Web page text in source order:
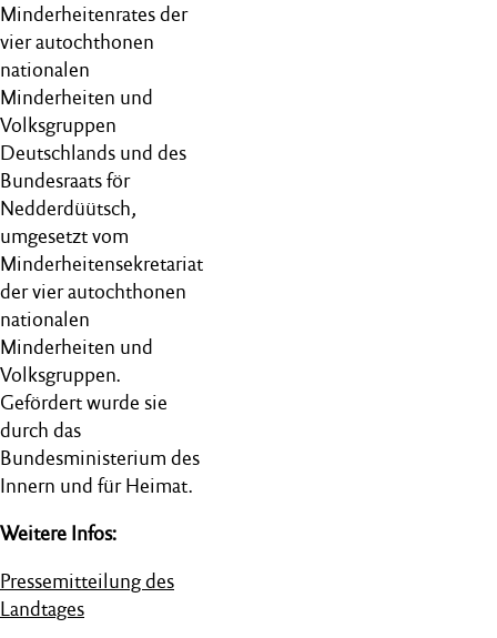
Minderheitenrates der
vier autochthonen
nationalen
Minderheiten und
Volksgruppen
Deutschlands und des
Bundesraats för
Nedderdüütsch,
umgesetzt vom
Minderheitensekretariat
der vier autochthonen
nationalen
Minderheiten und
Volksgruppen.
Gefördert wurde sie
durch das
Bundesministerium des
Innern und für Heimat.
Weitere Infos:
Pressemitteilung des
Landtages